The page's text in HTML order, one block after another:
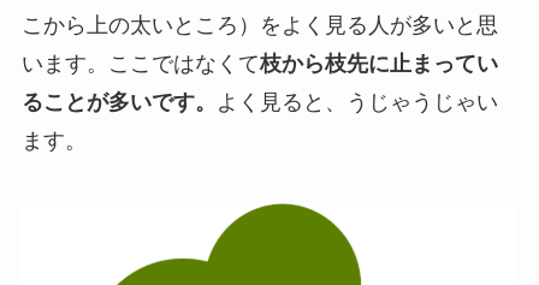
こから上の太いところ）をよく見る人が多いと思
います。ここではなくて枝から枝先に止まってい
ることが多いです。
よく見ると、うじゃうじゃい
ます。